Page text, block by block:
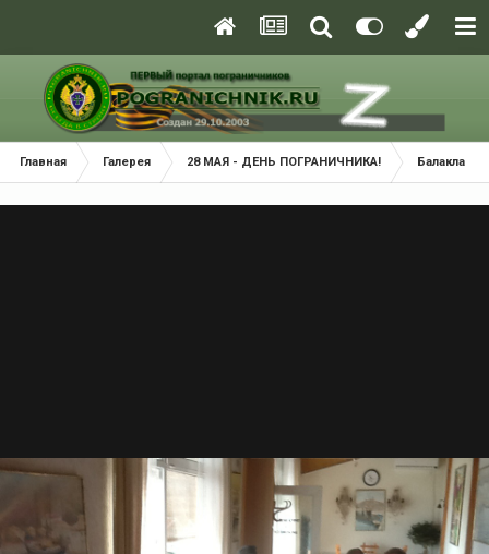
Главная Галерея 28 МАЯ - ДЕНЬ ПОГРАНИЧНИКА! Балаклава